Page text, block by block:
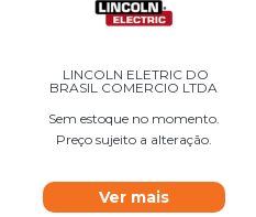
LINCOLN ELETRIC DO
BRASIL COMERCIO LTDA
Sem estoque no momento.
Preço sujeito a alteração.
Ver mais